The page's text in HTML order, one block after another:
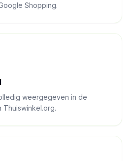
Shopping.
weergegeven in de
Thuiswinkel.org.